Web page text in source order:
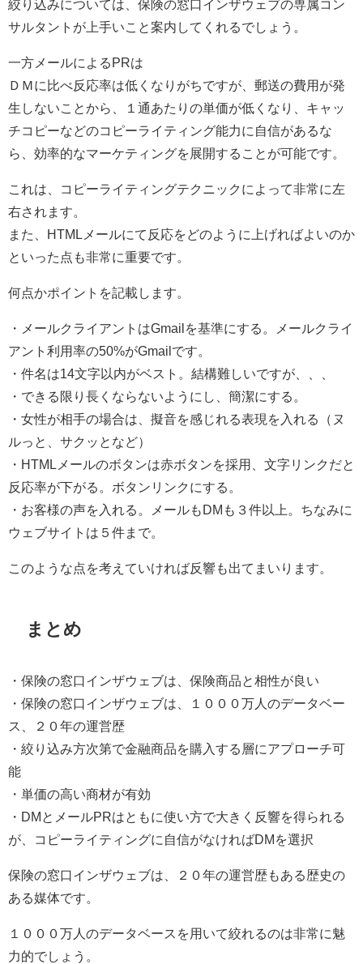
絞り込みについては、保険の窓口インザウェブの専属コン
サルタントが上手いこと案内してくれるでしょう。
一方メールによるPRは
ＤＭに比べ反応率は低くなりがちですが、郵送の費用が発
生しないことから、１通あたりの単価が低くなり、キャッ
チコピーなどのコピーライティング能力に自信があるな
ら、効率的なマーケティングを展開することが可能です。
これは、コピーライティングテクニックによって非常に左
右されます。
また、HTMLメールにて反応をどのように上げればよいのか
といった点も非常に重要です。
何点かポイントを記載します。
・メールクライアントはGmailを基準にする。メールクライ
アント利用率の50%がGmailです。
・件名は14文字以内がベスト。結構難しいですが、、、
・できる限り長くならないようにし、簡潔にする。
・女性が相手の場合は、擬音を感じれる表現を入れる（ヌ
ルっと、サクッとなど）
・HTMLメールのボタンは赤ボタンを採用、文字リンクだと
反応率が下がる。ボタンリンクにする。
・お客様の声を入れる。メールもDMも３件以上。ちなみに
ウェブサイトは５件まで。
このような点を考えていければ反響も出てまいります。
まとめ
・保険の窓口インザウェブは、保険商品と相性が良い
・保険の窓口インザウェブは、１０００万人のデータベー
ス、２０年の運営歴
・絞り込み方次第で金融商品を購入する層にアプローチ可
能
・単価の高い商材が有効
・DMとメールPRはともに使い方で大きく反響を得られる
が、コピーライティングに自信がなければDMを選択
保険の窓口インザウェブは、２０年の運営歴もある歴史の
ある媒体です。
１０００万人のデータベースを用いて絞れるのは非常に魅
力的でしょう。